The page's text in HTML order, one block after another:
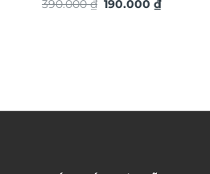
390.000₫ Giá
190.000₫Giá